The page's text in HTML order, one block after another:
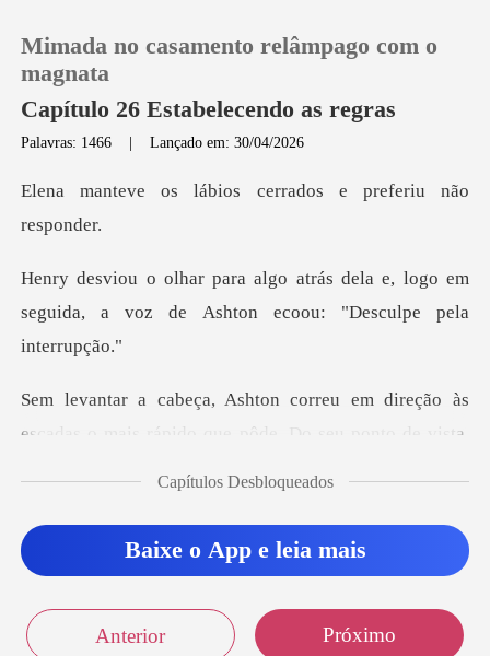
Loja
Histórico
Sair
Mimada no casamento relâmpago com o
magnata
Capítulo 26 Estabelecendo as regras
Palavras: 1466 |Lançado em: 30/04/2026
bios cerrados e pre
dela e, logo em
seguida, a voz de Asht
às
escadas o mais rápido que pôde. Do seu ponto
to não
Capítulos Desbloqueados
Baixe o App e leia mais
Anterior Próximo